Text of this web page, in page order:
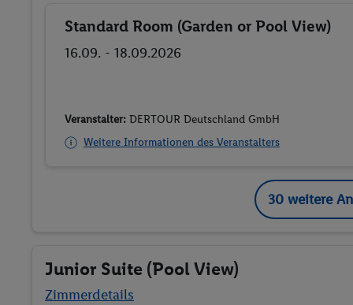
Buchen
Standard Room (Garden or Pool View)
16.09. - 18.09.2026
Veranstalter: DERTOUR Deutschland GmbH
Weitere Informationen des Veranstalters
30 weitere
Junior Suite (Pool View)
Zimmerdetails